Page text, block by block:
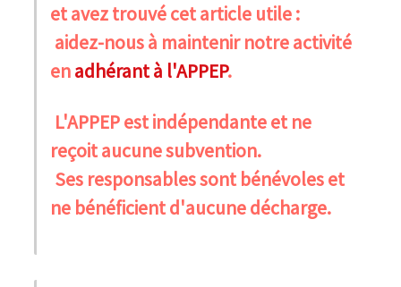
et avez trouvé cet article utile :
aidez-nous à maintenir notre activité
enadhérant à l'APPEP.
L'APPEP est indépendante et ne
reçoit aucune subvention.
Ses responsables sont bénévoles et
ne bénéficient d'aucune décharge.